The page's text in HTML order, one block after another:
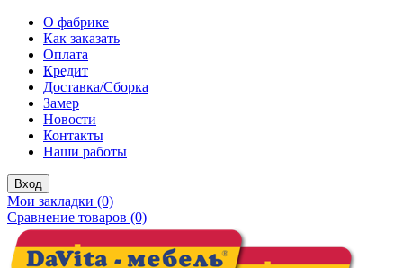
О фабрике
Как заказать
Оплата
Кредит
Доставка/Сборка
Замер
Новости
Контакты
Наши работы
Вход
Мои закладки (0)
Сравнение товаров (0)